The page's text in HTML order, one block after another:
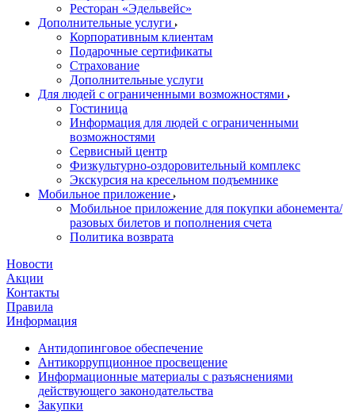
Ресторан «Эдельвейс»
Дополнительные услуги
Корпоративным клиентам
Подарочные сертификаты
Страхование
Дополнительные услуги
Для людей с ограниченными возможностями
Гостиница
Информация для людей с ограниченными
возможностями
Сервисный центр
Физкультурно-оздоровительный комплекс
Экскурсия на кресельном подъемнике
Мобильное приложение
Мобильное приложение для покупки абонемента/
разовых билетов и пополнения счета
Политика возврата
Новости
Акции
Контакты
Правила
Информация
Антидопинговое обеспечение
Антикоррупционное просвещение
Информационные материалы с разъяснениями
действующего законодательства
Закупки